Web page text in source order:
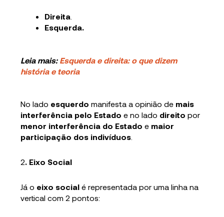
Direita
Esquerda.
Leia mais: Esquerda e direita: o que dizem
história e teoria
No lado esquerdo manifesta a opinião de mais
interferência pelo Estado e no lado direito por
menor interferência do Estado e maior
participação dos indivíduos
2. Eixo Social
Já o eixo socialé representada por uma linha na
vertical com 2 pontos: